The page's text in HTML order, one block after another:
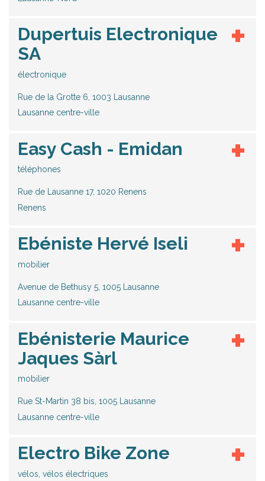
Dupertuis Electronique
SA
électronique
Rue de la Grotte 6, 1003 Lausanne
Lausanne centre-ville
Easy Cash - Emidan
téléphones
Rue de Lausanne 17, 1020 Renens
Renens
Ebéniste Hervé Iseli
mobilier
Avenue de Bethusy 5, 1005 Lausanne
Lausanne centre-ville
Ebénisterie Maurice
Jaques Sàrl
mobilier
Rue St-Martin 38 bis, 1005 Lausanne
Lausanne centre-ville
Electro Bike Zone
vélos, vélos électriques